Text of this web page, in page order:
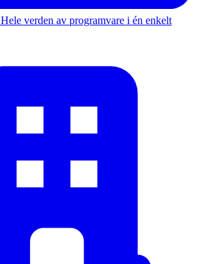
Hele verden av programvare i én enkelt